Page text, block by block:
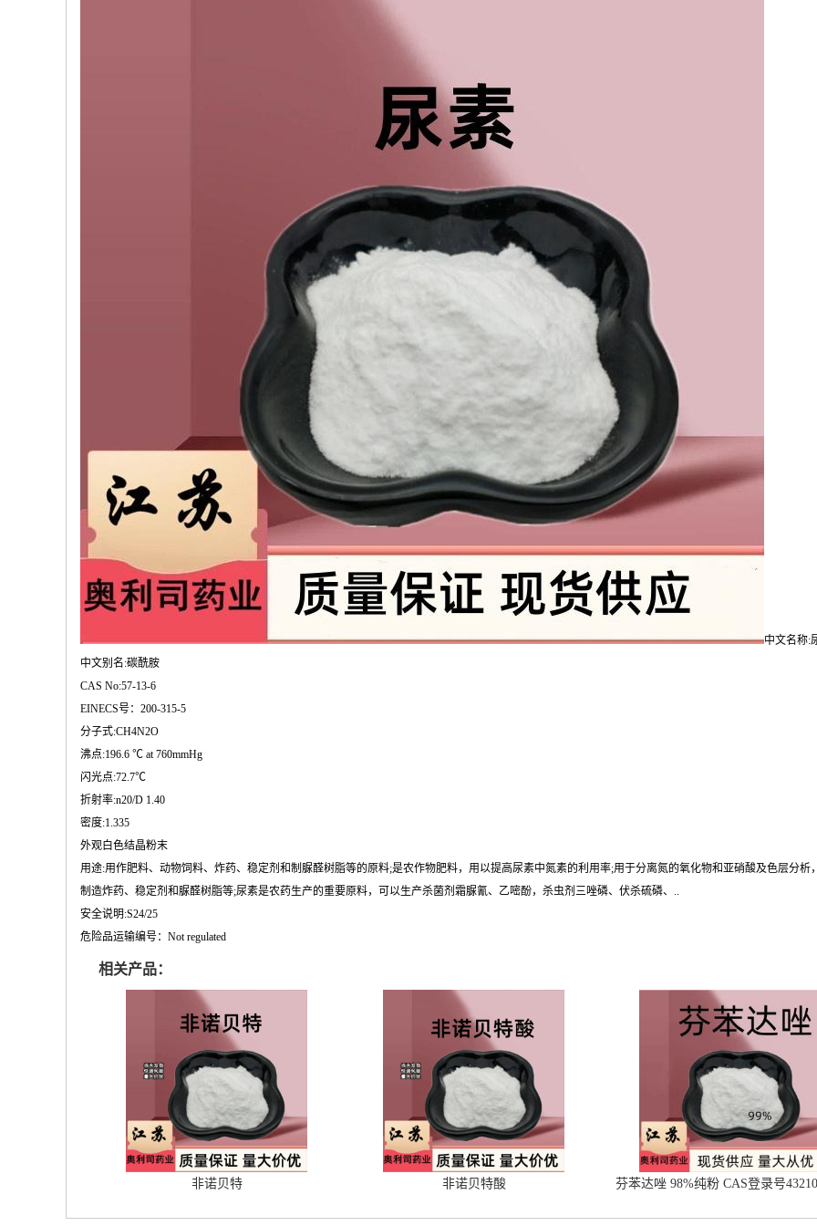
中文名称:
中文别名:碳酰胺
CAS No:57-13-6
EINECS号：200-315-5
分子式:CH4N2O
沸点:196.6 ℃ at 760mmHg
闪光点:72.7℃
折射率:n20/D 1.40
密度:1.335
外观白色结晶粉末
用途:用作肥料、动物饲料、炸药、稳定剂和制脲醛树脂等的原料;是农作物肥料，用以提高尿素中氮素的利用率;用于分离氮的氧化物和亚硝酸及色层分
制造炸药、稳定剂和脲醛树脂等;尿素是农药生产的重要原料，可以生产杀菌剂霜脲氰、乙嘧酚，杀虫剂三唑磷、伏杀硫磷、..
安全说明:S24/25
危险品运输编号：Not regulated
相关产品：
非诺贝特 非诺贝特酸
芬苯达唑 98%纯粉 CAS登录号